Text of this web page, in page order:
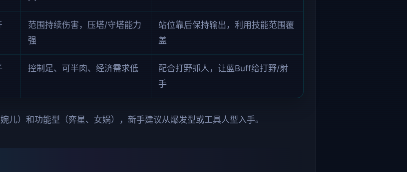
范围持续伤害，压塔/守塔能力
强
站位靠后保持输出，利用技能范围覆
盖
控制足、可半肉、经济需求低
配合打野抓人，让蓝Buff给打野/射
手
儿）和功能型（弈星、女娲），新手建议从爆发型或工具人型入手。